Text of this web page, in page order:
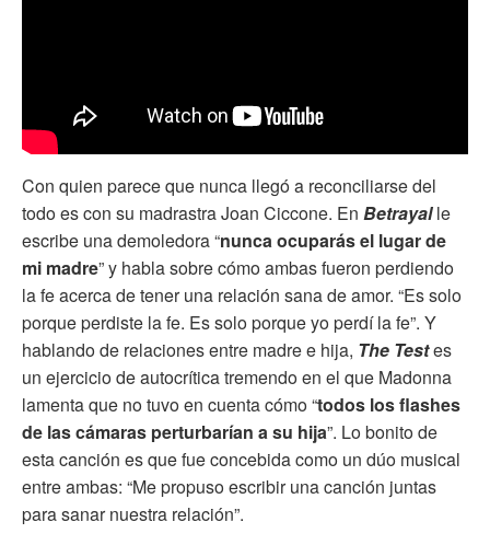
Con quien parece que nunca llegó a reconciliarse del
todo es con su madrastra Joan Ciccone. En Betrayalle
escribe una demoledora “nunca ocuparás el lugar de
mi madre” y habla sobre cómo ambas fueron perdiendo
la fe acerca de tener una relación sana de amor. “Es solo
porque perdiste la fe. Es solo porque yo perdí la fe”. Y
hablando de relaciones entre madre e hija, The Testes
un ejercicio de autocrítica tremendo en el que Madonna
lamenta que no tuvo en cuenta cómo “todos los flashes
de las cámaras perturbarían a su hija”. Lo bonito de
esta canción es que fue concebida como un dúo musical
entre ambas: “Me propuso escribir una canción juntas
para sanar nuestra relación”.